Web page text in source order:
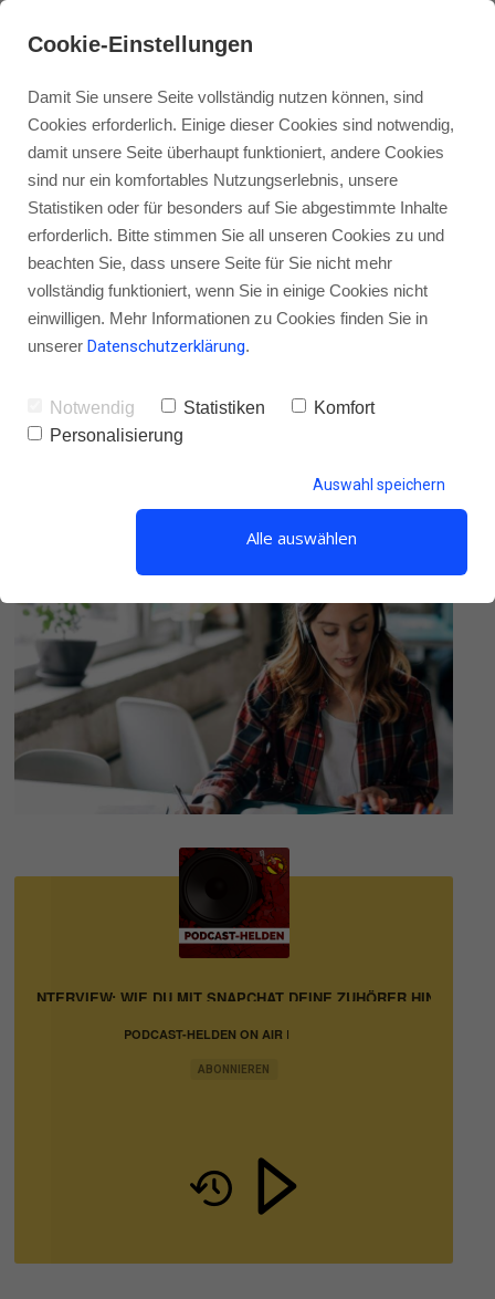
Christian Müller im Interview: Wie
du mit Snapchat deine Zuhörer
hinter die Kulissen nehmen und
kennenlernen kannst
von Gordon Schönwälder
HINTERLASSE EINEN KOMMENTAR
PODCAST-HELDEN ON AIR |
MARKETING UND VERTRIEB
ABONNIEREN
INTERVIEW: WIE DU MIT SNAPCHAT DEINE ZUHÖRER HINTER
Cookie-Einstellungen
Damit Sie unsere Seite vollständig nutzen können, sind
Cookies erforderlich. Einige dieser Cookies sind notwendig,
damit unsere Seite überhaupt funktioniert, andere Cookies
sind nur ein komfortables Nutzungserlebnis, unsere
Statistiken oder für besonders auf Sie abgestimmte Inhalte
erforderlich. Bitte stimmen Sie all unseren Cookies zu und
beachten Sie, dass unsere Seite für Sie nicht mehr
vollständig funktioniert, wenn Sie in einige Cookies nicht
einwilligen. Mehr Informationen zu Cookies finden Sie in
unserer Datenschutzerklärung.
Notwendig Statistiken
Komfort
Personalisierung
Auswahl speichern
Alle auswählen